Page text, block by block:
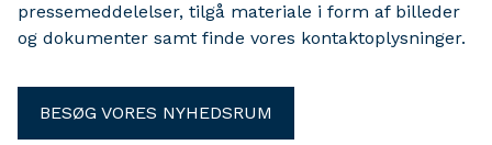
pressemeddelelser, tilgå materiale i form af billeder
og dokumenter samt finde vores kontaktoplysninger.
BESØG VORES NYHEDSRUM